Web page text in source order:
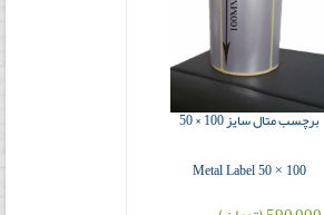
برچسب متال سایز 100 × 50
Metal Label 50 × 100